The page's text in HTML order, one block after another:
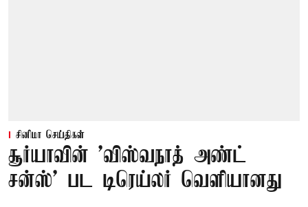
சினிமா செய்திகள்
சூர்யாவின் 'விஸ்வநாத் அண்ட்
சன்ஸ்' பட டிரெய்லர் வெளியானது